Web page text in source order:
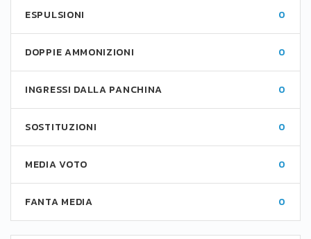
ESPULSIONI 0
DOPPIE AMMONIZIONI 0
INGRESSI DALLA PANCHINA 0
SOSTITUZIONI 0
MEDIA VOTO 0
FANTA MEDIA 0